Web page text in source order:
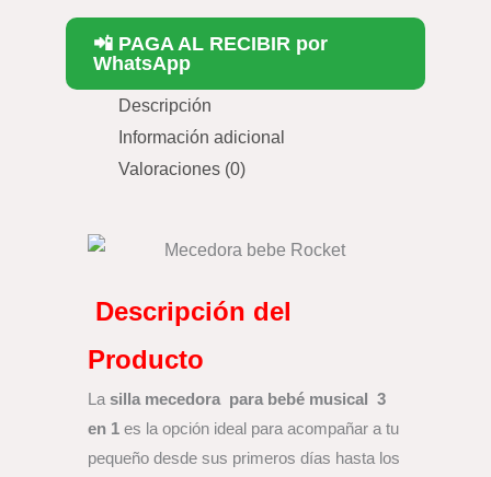
📲 PAGA AL RECIBIR por
WhatsApp
Descripción
Información adicional
Valoraciones (0)
Descripción del
Producto
La silla mecedora para bebé musical 3
en 1 es la opción ideal para acompañar a tu
pequeño desde sus primeros días hasta los